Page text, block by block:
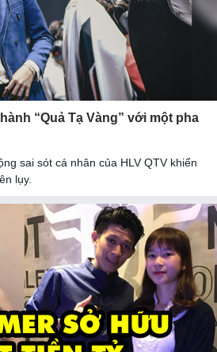
“Quả Tạ Vàng” với một pha
sai sót cá nhân của HLV QTV khiến
lụy.